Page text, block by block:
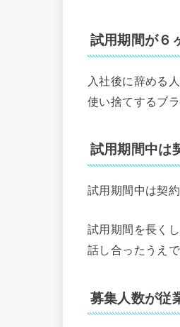
試用期間が６
入社後に辞める
使い捨てするブ
試用期間中は
試用期間中は契
試用期間を長く
話し合ったうえ
募集人数が従